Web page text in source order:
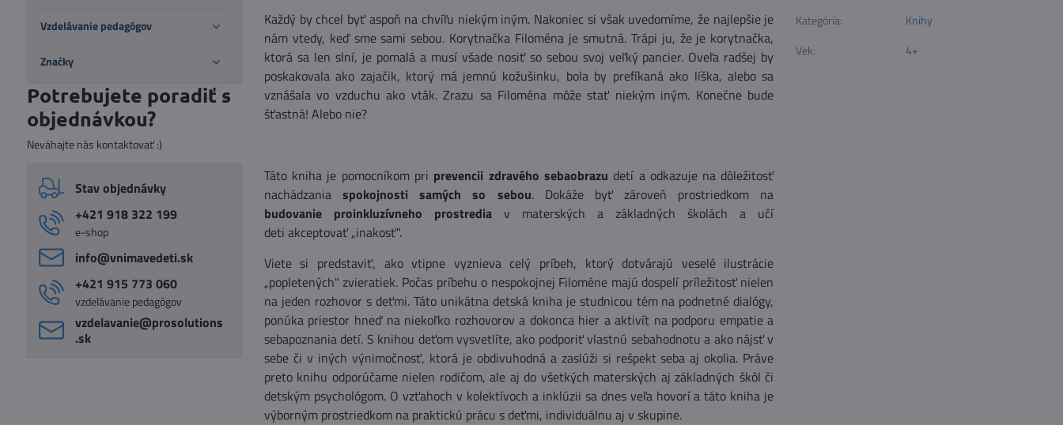
Každý by chcel byť aspoň na chvíľu niekým iným. Nakoniec si však uvedomíme, že najlepšie je
nám vtedy, keď sme sami sebou. Korytnačka Filoména je smutná. Trápi ju, že je korytnačka,
ktorá sa len slní, je pomalá a musí všade nosiť so sebou svoj veľký pancier. Oveľa radšej by
poskakovala ako zajačik, ktorý má jemnú kožušinku, bola by prefíkaná ako líška, alebo sa
vznášala vo vzduchu ako vták. Zrazu sa Filoména môže stať niekým iným. Konečne bude
šťastná! Alebo nie?
Táto kniha je pomocníkom pri prevencii zdravého sebaobrazu detí a odkazuje na dôležitosť
nachádzaniaspokojnosti samých so sebou. Dokáže byť zároveň prostriedkom na
budovanie proinkluzívneho prostredia v materských a základných školách a učí
deti akceptovať „inakosť".
Viete si predstaviť, ako vtipne vyznieva celý príbeh, ktorý dotvárajú veselé ilustrácie
„popletených" zvieratiek. Počas príbehu o nespokojnej Filoméne majú dospelí príležitosť nielen
na jeden rozhovor s deťmi. Táto unikátna detská kniha je studnicou tém na podnetné dialógy,
ponúka priestor hneď na niekoľko rozhovorov a dokonca hier a aktivít na podporu empatie a
sebapoznania detí. S knihou deťom vysvetlíte, ako podporiť vlastnú sebahodnotu a ako nájsť v
sebe či v iných výnimočnosť, ktorá je obdivuhodná a zaslúži si rešpekt seba aj okolia. Práve
preto knihu odporúčame nielen rodičom, ale aj do všetkých materských aj základných škôl či
detským psychológom. O vzťahoch v kolektívoch a inklúzii sa dnes veľa hovorí a táto kniha je
výborným prostriedkom na praktickú prácu s deťmi, individuálnu aj v skupine.
Kategória:
Knihy
Vek:
4+
Vzdelávanie pedagógov
Značky
Potrebujete poradiť s
objednávkou?
Neváhajte nás kontaktovať :)
Stav objednávky
+421 918 322 199
e-shop
info​@vnimavedeti​.sk
+421 915 773 060
vzdelávanie pedagógov
vzdelavanie​@prosolutions​
.sk